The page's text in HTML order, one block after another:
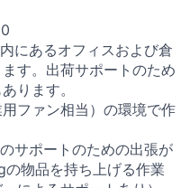
にあるオフィスおよび倉
す。出荷サポートのため
ります。
ファン相当）の環境で作
サポートのための出張が
物品を持ち上げる作業